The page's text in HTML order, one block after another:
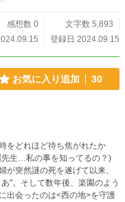
感想数 0
文字数 5,893
登録日 2024.09.15
お気に入り追加 30
をどれほど待ち焦がれたか
…私の事を知ってるの？)
が突然謎の死を遂げて以来、
"。そして数年後、楽園のよう
出会ったのは<西の地>を守護